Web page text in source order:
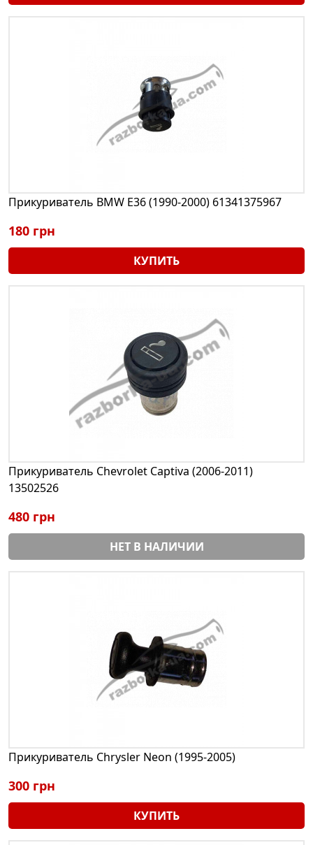
Прикуриватель BMW E36 (1990-2000) 61341375967
180 грн
КУПИТЬ
Прикуриватель Chevrolet Captiva (2006-2011)
13502526
480 грн
НЕТ В НАЛИЧИИ
Прикуриватель Chrysler Neon (1995-2005)
300 грн
КУПИТЬ